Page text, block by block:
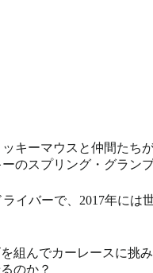
キーマウスと仲間た
スプリング・グラン
バーで、2017年に
んでカーレースに挑
のか？